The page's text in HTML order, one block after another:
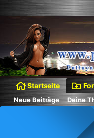
Startseite
Neue Beiträge Deine